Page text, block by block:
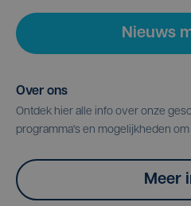
Nieuws
Over ons
Ontdek hier alle info over onze
programma's en mogelijkheden
Meer